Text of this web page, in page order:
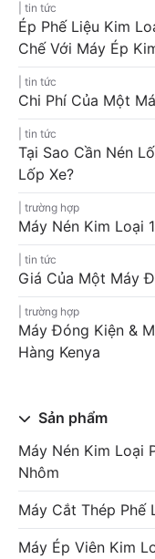
tin tức
Ép Phế Liệu Kim
Chế Với Máy Ép
tin tức
Chi Phí Của Một
tin tức
Tại Sao Cần Nén
Lốp Xe?
trường hợp
Máy Nén Kim Loại
tin tức
Giá Của Một Máy
trường hợp
Máy Đóng Kiện &
Hàng Kenya
Sản phẩm
Máy Nén Kim Loại
Nhôm
Máy Cắt Thép Phế
Máy Ép Viên Kim